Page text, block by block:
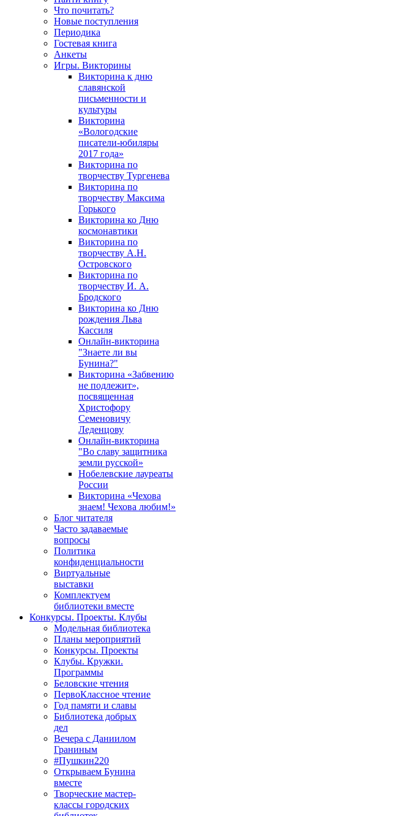
Что почитать?
Новые поступления
Периодика
Гостевая книга
Анкеты
Игры. Викторины
Викторина к дню
славянской
письменности и
культуры
Викторина
«Вологодские
писатели-юбиляры
2017 года»
Викторина по
творчеству Тургенева
Викторина по
творчеству Максима
Горького
Викторина ко Дню
космонавтики
Викторина по
творчеству А.Н.
Островского
Викторина по
творчеству И. А.
Бродского
Викторина ко Дню
рождения Льва
Кассиля
Онлайн-викторина
"Знаете ли вы
Бунина?"
Викторина «Забвению
не подлежит»,
посвященная
Христофору
Семеновичу
Леденцову
Онлайн-викторина
"Во славу защитника
земли русской»
Нобелевские лауреаты
России
Викторина «Чехова
знаем! Чехова любим!»
Блог читателя
Часто задаваемые
вопросы
Политика
конфиденциальности
Виртуальные
выставки
Комплектуем
библиотеки вместе
Конкурсы. Проекты. Клубы
Модельная библиотека
Планы мероприятий
Конкурсы. Проекты
Клубы. Кружки.
Программы
Беловские чтения
ПервоКлассное чтение
Год памяти и славы
Библиотека добрых
дел
Вечера с Даниилом
Граниным
#Пушкин220
Открываем Бунина
вместе
Творческие мастер-
классы городских